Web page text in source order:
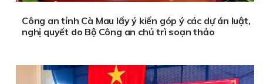
Công an tỉnh Cà Mau lấy ý kiến góp ý các dự án luật,
nghị quyết do Bộ Công an chủ trì soạn thảo